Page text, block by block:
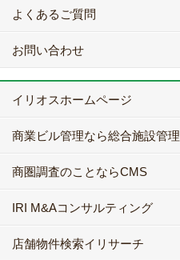
よくあるご質問
お問い合わせ
イリオスホームページ
商業ビル管理なら総合施設管理
商圏調査のことならCMS
IRI M&Aコンサルティング
店舗物件検索イリサーチ